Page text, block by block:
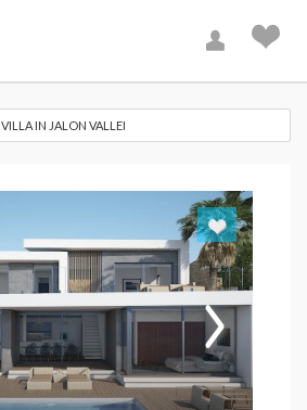
VILLA IN JALON VALLEI